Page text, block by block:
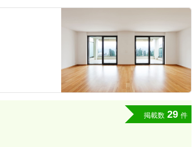
掲載数 29 件